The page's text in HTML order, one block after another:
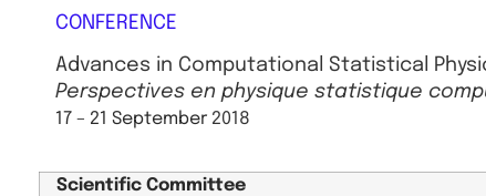
CONFERENCE
Advances in Computational Statistical
Perspectives en physique statistique
17 – 21 September 2018
Scientific Committee